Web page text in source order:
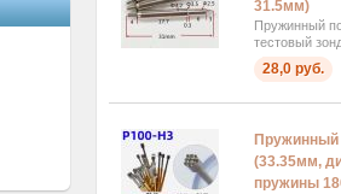
31.5мм)
Пружинный
тестовый
28,0 руб.
Пружинный
(33.35мм,
пружины